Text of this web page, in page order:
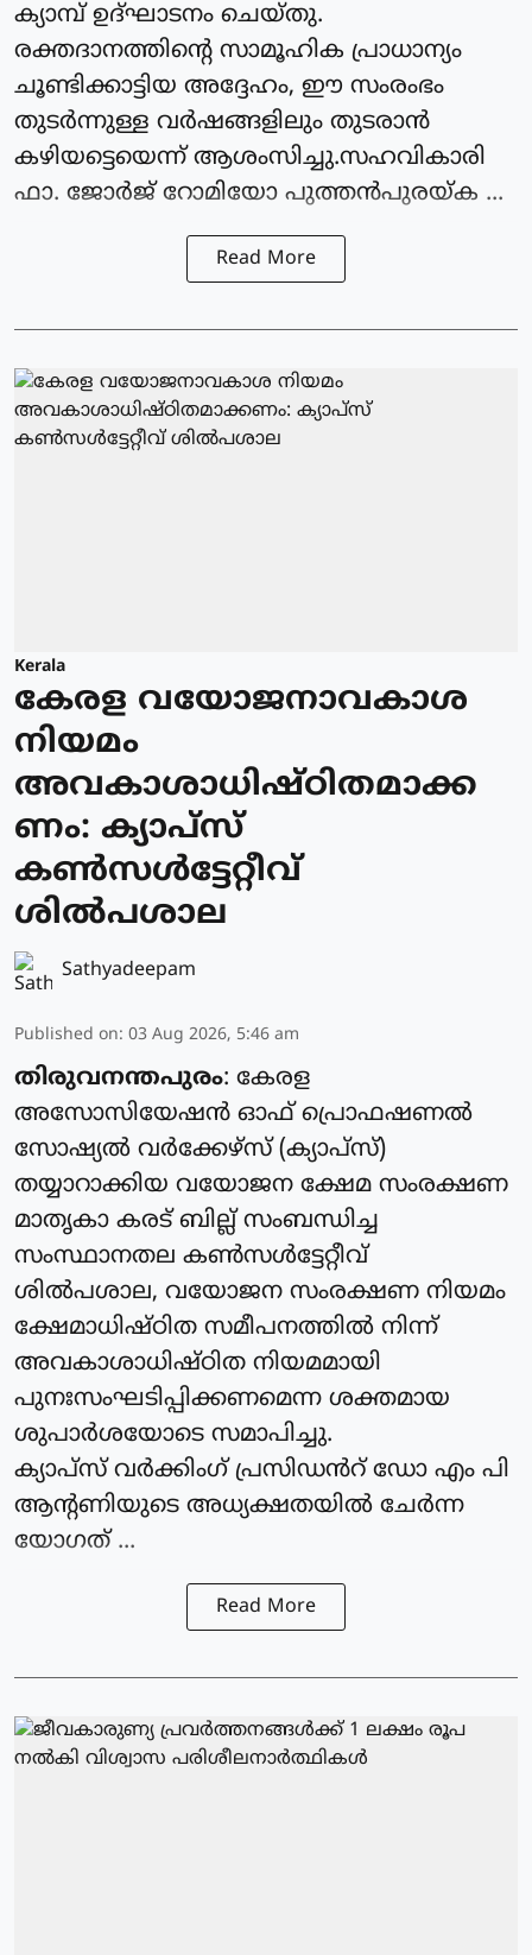
ക്യാമ്പ് ഉദ്ഘാടനം ചെയ്തു.
രക്തദാനത്തിന്റെ സാമൂഹിക പ്രാധാന്യം
ചൂണ്ടിക്കാട്ടിയ അദ്ദേഹം, ഈ സംരംഭം
തുടർന്നുള്ള വർഷങ്ങളിലും തുടരാൻ
കഴിയട്ടെയെന്ന് ആശംസിച്ചു.സഹവികാരി
ഫാ. ജോർജ് റോമിയോ പുത്തൻപുരയ്ക ...
Read More
Kerala
കേരള വയോജനാവകാശ
നിയമം
അവകാശാധിഷ്ഠിതമാക്ക
ണം: ക്യാപ്സ്
കൺസൾട്ടേറ്റീവ്
ശിൽപശാല
Sathyadeepam
Published on: 03 Aug 2026, 5:46 am
തിരുവനന്തപുരം: കേരള
അസോസിയേഷൻ ഓഫ് പ്രൊഫഷണൽ
സോഷ്യൽ വർക്കേഴ്സ് (ക്യാപ്‌സ്)
തയ്യാറാക്കിയ വയോജന ക്ഷേമ സംരക്ഷണ
മാതൃകാ കരട് ബില്ല് സംബന്ധിച്ച
സംസ്ഥാനതല കൺസൾട്ടേറ്റീവ്
ശിൽപശാല, വയോജന സംരക്ഷണ നിയമം
ക്ഷേമാധിഷ്ഠിത സമീപനത്തിൽ നിന്ന്
അവകാശാധിഷ്ഠിത നിയമമായി
പുനഃസംഘടിപ്പിക്കണമെന്ന ശക്തമായ
ശുപാർശയോടെ സമാപിച്ചു.
ക്യാപ്‌സ് വർക്കിംഗ്‌ പ്രസിഡൻറ് ഡോ എം പി
ആന്റണിയുടെ അധ്യക്ഷതയിൽ ചേർന്ന
യോഗത് ...
Read More